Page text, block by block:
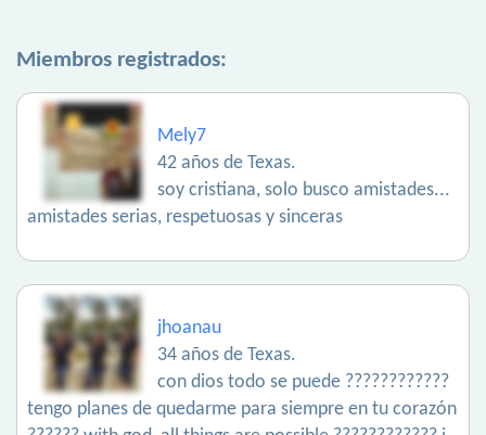
Miembros registrados:
Mely7
42 años de Texas.
soy cristiana, solo busco amistades...
amistades serias, respetuosas y sinceras
jhoanau
34 años de Texas.
con dios todo se puede ????????????
tengo planes de quedarme para siempre en tu corazón